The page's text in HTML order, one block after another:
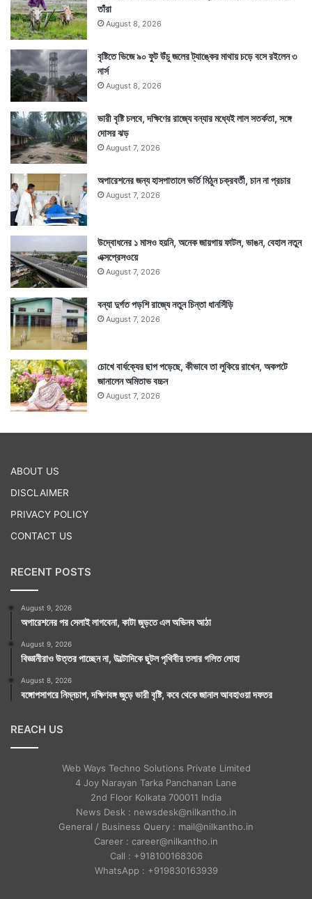
তাঁরা
August 8, 2026
বৃষ্টিতে ভিজে ৯০ ফুট উঁচু জলের ট্যাঙ্কের মাথায় চড়ে বসে রইলেন ৩
নার্স
August 8, 2026
ভারী বৃষ্টি চলবে, দক্ষিণের রাজ্যে বন্যার মধ্যেই লাল সতর্কতা, সঙ্গে
দোসর ঝড়
August 7, 2026
অপারেশনের জন্য হাসপাতালে ভর্তি মিঠুন চক্রবর্তী, চান না প্রচার
August 7, 2026
উদ্বোধনের ১ মাসও হয়নি, অনেক জায়গায় ফাটল, ভাঙন, বেহাল নতুন
এক্সপ্রেসওয়ে
August 7, 2026
বন্যা দুর্গত পড়শি রাজ্যে নতুন চিন্তা ধানসিঁড়ি
August 7, 2026
চোখে বার্ধক্যের ছাপ পড়েছে, কীভাবে তা লুকিয়ে রাখেন, অকপটে
জানালেন অমিতাভ বচ্চন
August 7, 2026
ABOUT US
DISCLAIMER
PRIVACY POLICY
CONTACT US
RECENT POSTS
August 9, 2026
অপারেশনের পর সেলাই লাগবেনা, কাটা জুড়তে এল অভিনব আঠা
August 9, 2026
বিজ্ঞানীরাও উত্তর পাচ্ছেন না, উল্টোদিকে ছুটল পৃথিবীর তলার গলিত লোহা
August 8, 2026
বঙ্গোপসাগরে নিম্নচাপ, দক্ষিণবঙ্গ জুড়ে ভারী বৃষ্টি, কবে থেকে জানাল আবহাওয়া দফতর
REACH US
Web Ways Techno Solutions Private Limited
4 Joy Narayan Tarka Panchanan Lane
2nd Floor Kolkata 700011 India
News Desk : newsdesk@nilkantho.in
General / Business Query : mail@nilkantho.in
Career : career@nilkantho.in
Call : +918100168306
WhatsApp : +919830163939